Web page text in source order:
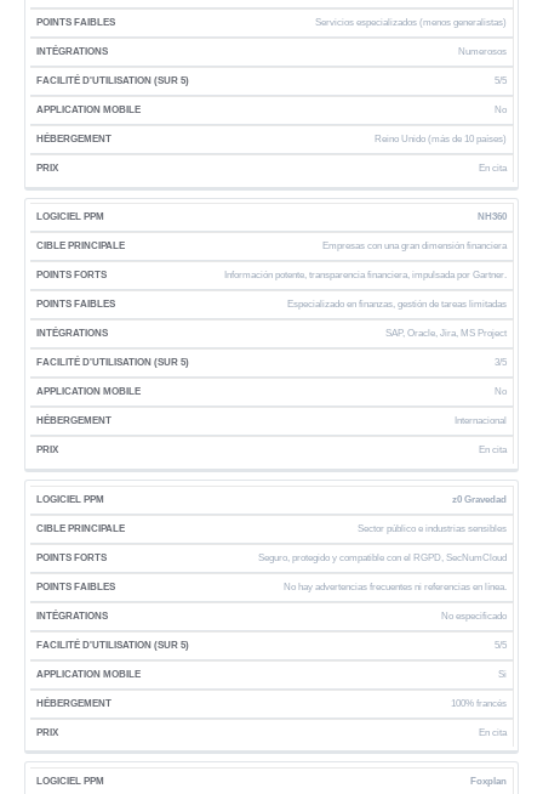
Servicios especializados (menos generalistas)
Numerosos
5/5
No
Reino Unido (más de 10 países)
En cita
NH360
Empresas con una gran dimensión financiera
Información potente, transparencia financiera, impulsada por Gartner.
Especializado en finanzas, gestión de tareas limitadas
SAP, Oracle, Jira, MS Project
3/5
No
Internacional
En cita
z0 Gravedad
Sector público e industrias sensibles
Seguro, protegido y compatible con el RGPD, SecNumCloud
No hay advertencias frecuentes ni referencias en línea.
No especificado
5/5
Si
100% francés
En cita
Foxplan